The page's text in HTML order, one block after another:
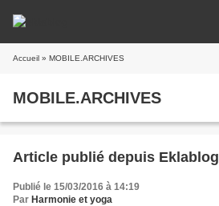
Accueil » MOBILE.ARCHIVES
MOBILE.ARCHIVES
Article publié depuis Eklablog
Publié le 15/03/2016 à 14:19
Par Harmonie et yoga